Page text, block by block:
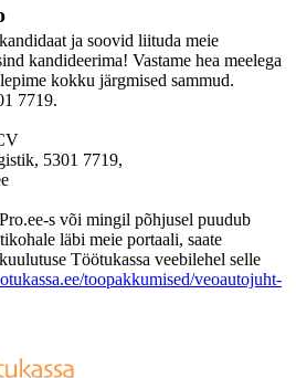
ja soovid liituda meie
kandideerima! Vastame hea meelega
kokku järgmised sammud.
7719.
5301 7719,
s või mingil põhjusel puudub
läbi meie portaali, saate
Töötukassa veebilehel selle
toopakkumised/veoautojuht-